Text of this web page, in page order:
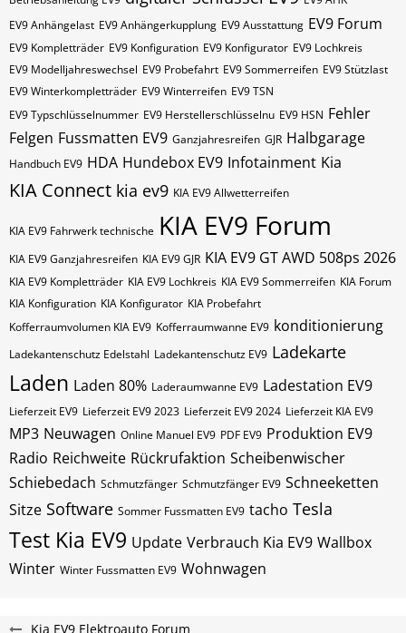
EV9 Anhängelast EV9 Anhängerkupplung EV9 Ausstattung EV9 Forum
EV9 Kompletträder EV9 Konfiguration EV9 Konfigurator EV9 Lochkreis
EV9 Modelljahreswechsel EV9 Probefahrt EV9 Sommerreifen EV9 Stützlast
EV9 Winterkompletträder EV9 Winterreifen EV9​​​​ TSN
EV9​​​​ Typschlüsselnummer EV9​​​​​ Herstellerschlüsselnu EV9​​​​​ HSN Fehler
Felgen Fussmatten EV9 Ganzjahresreifen GJR Halbgarage
Handbuch EV9 HDA Hundebox EV9 Infotainment Kia
KIA Connect kia ev9 KIA EV9 Allwetterreifen
KIA EV9 Fahrwerk technische KIA EV9 Forum
KIA EV9 Ganzjahresreifen KIA EV9 GJR KIA EV9 GT AWD 508ps 2026
KIA EV9 Kompletträder KIA EV9 Lochkreis KIA EV9 Sommerreifen KIA Forum
KIA Konfiguration KIA Konfigurator KIA Probefahrt
Kofferraumvolumen KIA EV9 Kofferraumwanne EV9 konditionierung
Ladekantenschutz Edelstahl Ladekantenschutz EV9 Ladekarte
Laden Laden 80% Laderaumwanne EV9 Ladestation EV9
Lieferzeit EV9 Lieferzeit EV9 2023 Lieferzeit EV9 2024 Lieferzeit KIA EV9
MP3 Neuwagen Online Manuel EV9 PDF EV9 Produktion EV9
Radio Reichweite Rückrufaktion Scheibenwischer
Schiebedach Schmutzfänger Schmutzfänger EV9 Schneeketten
Sitze Software Sommer Fussmatten EV9 tacho Tesla
Test Kia EV9 Update Verbrauch Kia EV9 Wallbox
Winter Winter Fussmatten EV9 Wohnwagen
Kia EV9 Elektroauto Forum